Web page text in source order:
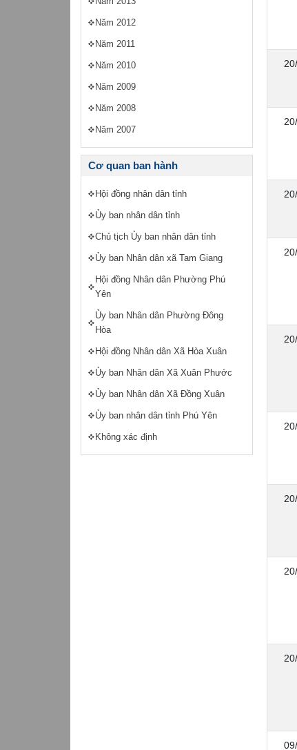
Năm 2012
Năm 2011
Năm 2010
Năm 2009
Năm 2008
Năm 2007
Cơ quan ban hành
Hội đồng nhân dân tỉnh
Ủy ban nhân dân tỉnh
Chủ tịch Ủy ban nhân dân tỉnh
Ủy ban Nhân dân xã Tam Giang
Hội đồng Nhân dân Phường Phú
Yên
Ủy ban Nhân dân Phường Đông
Hòa
Hội đồng Nhân dân Xã Hòa Xuân
Ủy ban Nhân dân Xã Xuân Phước
Ủy ban Nhân dân Xã Đồng Xuân
Ủy ban nhân dân tỉnh Phú Yên
Không xác định